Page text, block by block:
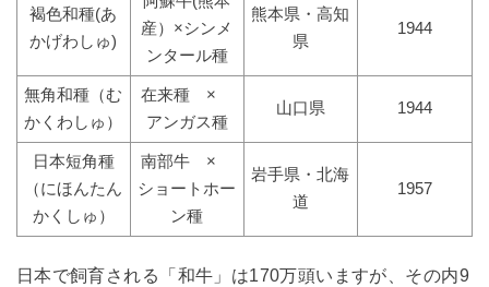
褐色和種(あ
かげわしゅ)
産）×シンメ
ンタール種
熊本県・高知
県
1944
無角和種（む
かくわしゅ）
在来種 ×
アンガス種
山口県 1944
日本短角種
（にほんたん
かくしゅ）
南部牛 ×
ショートホー
ン種
岩手県・北海
道
1957
日本で飼育される「和牛」は170万頭いますが、その内9